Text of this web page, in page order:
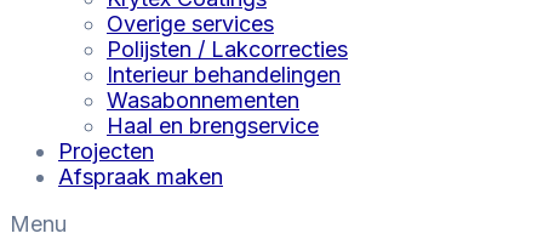
Overige services
Polijsten / Lakcorrecties
Interieur behandelingen
Wasabonnementen
Haal en brengservice
Projecten
Afspraak maken
Menu